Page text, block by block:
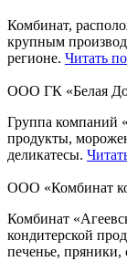
Комбинат,
крупным
регионе. Читать
ООО ГК «Белая
Группа компаний
продукты,
деликатесы.
ООО «Комбинат
Комбинат
кондитерской
печенье,